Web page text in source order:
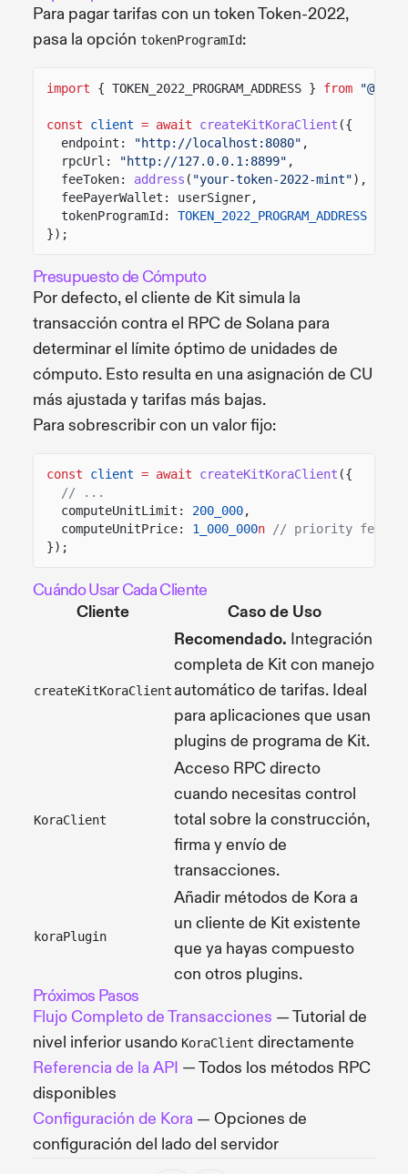
Para pagar tarifas con un token Token-2022,
pasa la opción tokenProgramId:
import { TOKEN_2022_PROGRAM_ADDRESS } from
const client = await createKitKoraClient ({
endpoint:
"http://localhost:8080" ,
rpcUrl:
"http://127.0.0.1:8899" ,
feeToken:
address ( "your-token-2022-mint"),
feePayerWallet: userSigner,
tokenProgramId:
TOKEN_2022_PROGRAM_ADDRESS
});
Presupuesto de Cómputo
Por defecto, el cliente de Kit simula la
transacción contra el RPC de Solana para
determinar el límite óptimo de unidades de
cómputo. Esto resulta en una asignación de CU
más ajustada y tarifas más bajas.
Para sobrescribir con un valor fijo:
const client = await createKitKoraClient ({
// ...
computeUnitLimit:
200_000,
computeUnitPrice:
1_000_000n
// priority fee in
});
Cuándo Usar Cada Cliente
Cliente
Caso de Uso
createKitKoraClient
Recomendado. Integración
completa de Kit con manejo
automático de tarifas. Ideal
para aplicaciones que usan
plugins de programa de Kit.
KoraClient
Acceso RPC directo
cuando necesitas control
total sobre la construcción,
firma y envío de
transacciones.
koraPlugin
Añadir métodos de Kora a
un cliente de Kit existente
que ya hayas compuesto
con otros plugins.
Próximos Pasos
Flujo Completo de Transacciones — Tutorial de
nivel inferior usando KoraClient directamente
Referencia de la API — Todos los métodos RPC
disponibles
Configuración de Kora — Opciones de
configuración del lado del servidor